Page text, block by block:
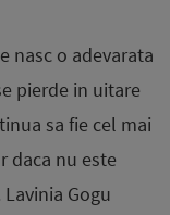
nasc o adevarata
pierde in uitare
sa fie cel mai
daca nu este
Gogu